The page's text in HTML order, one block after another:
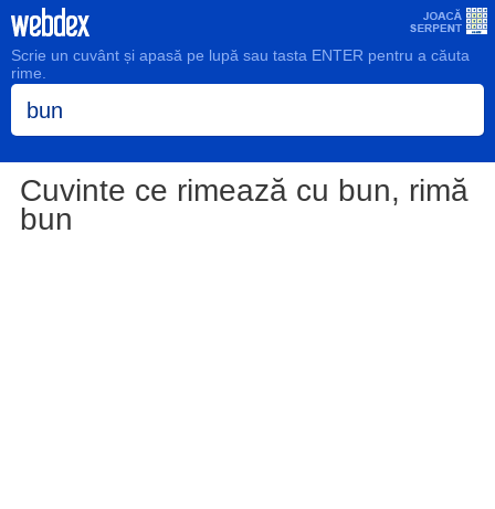
Scrie un cuvânt și apasă pe lupă sau tasta ENTER pentru a căuta
rime.
Cuvinte ce rimează cu bun, rimă
bun